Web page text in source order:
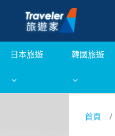
日本旅遊 韓國旅遊
首頁